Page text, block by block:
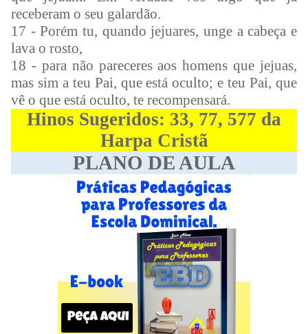
receberam o seu galardão.
17 - Porém tu, quando jejuares, unge a cabeça e
lava o rosto,
18 - para não pareceres aos homens que jejuas,
mas sim a teu Pai, que está oculto; e teu Pai, que
vê o que está oculto, te recompensará.
Hinos Sugeridos: 33, 77, 577 da
Harpa Cristã
PLANO DE AULA